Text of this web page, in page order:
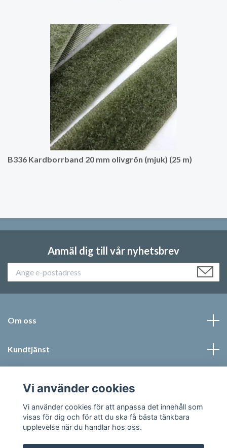
B336 Kardborrband 20 mm olivgrön (mjuk) (25 m)
Anmäl dig till vår nyhetsbrev
Om oss
Kundtjänst
Sociala medier
Vi använder cookies
Vi använder cookies för att anpassa det innehåll som
visas för dig och för att du ska få bästa tänkbara
upplevelse när du handlar hos oss.